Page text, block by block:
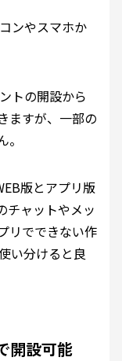
ンやスマホか
トの開設から
ますが、一部の
版とアプリ版
チャットやメッ
リでできない作
い分けると良
開設可能